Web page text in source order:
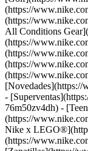
(https://
(https://
All Conditions
(https://
(https://
(https://
(https://
[Novedades](https://
-
76m50zv4dh) -
(https://
Nike x
(https://